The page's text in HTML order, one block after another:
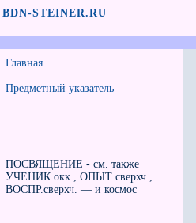
BDN-STEINER.RU
Главная
Предметный указатель
ПОСВЯЩЕНИЕ - см. также
УЧЕНИК окк., ОПЫТ сверхч.,
ВОСПР.сверхч. — и космос